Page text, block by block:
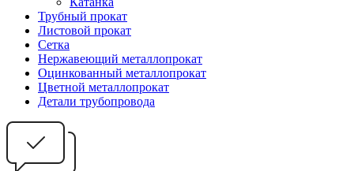
Трубный прокат
Листовой прокат
Сетка
Нержавеющий металлопрокат
Оцинкованный металлопрокат
Цветной металлопрокат
Детали трубопровода